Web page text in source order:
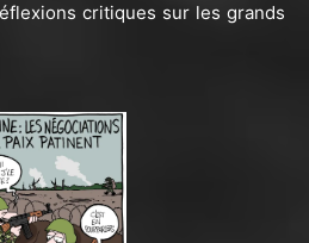
critiques sur les grands